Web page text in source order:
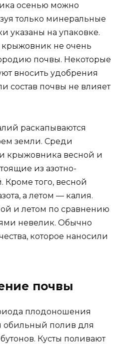
осенью можно
только минеральные
указаны на упаковке.
крыжовник не очень
почвы. Некоторые
вносить удобрения
состав почвы не влияет
раскапываются
земли. Среди
крыжовника весной и
из азотно-
того, весной
а летом — калия.
и летом по сравнению
невелик. Обычно
которое наносили
почвы
плодоношения
обильный полив для
Кусты поливают